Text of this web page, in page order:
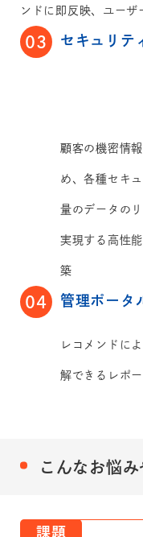
ンドに即反映、ユーザ
03 セキュリテ
顧客の機密情
め、各種セキ
量のデータの
実現する高性
築
04 管理ポータ
レコメンドに
解できるレポ
こんなお悩み
課題